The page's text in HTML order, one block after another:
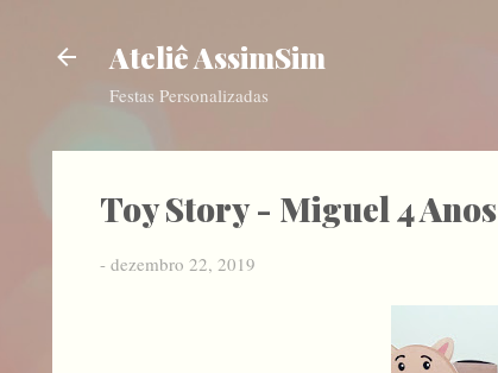
Ateliê AssimSim
Festas Personalizadas
Toy Story - Miguel 4 Anos
- dezembro 22, 2019